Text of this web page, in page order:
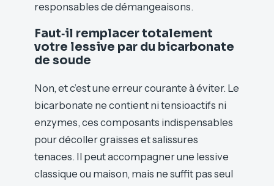
responsables de démangeaisons.
Faut‑il remplacer totalement
votre lessive par du bicarbonate
de soude
Non, et c’est une erreur courante à éviter. Le
bicarbonate ne contient ni tensioactifs ni
enzymes, ces composants indispensables
pour décoller graisses et salissures
tenaces. Il peut accompagner une lessive
classique ou maison, mais ne suffit pas seul